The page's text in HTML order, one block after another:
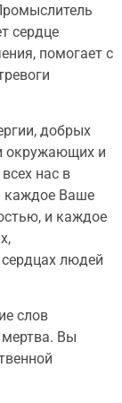
сердце
помогает с
добрых
окружающих и
нас в
каждое Ваше
и каждое
людей
слов
мертва. Вы